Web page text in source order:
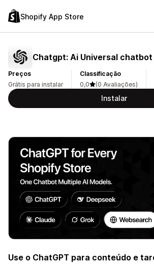
Shopify App Store
Chatgpt: Ai Universal chatbot
Preços
Grátis para instalar
Classificação
0,0
(0 Avaliações)
Instalar
Use o ChatGPT para conteúdo e